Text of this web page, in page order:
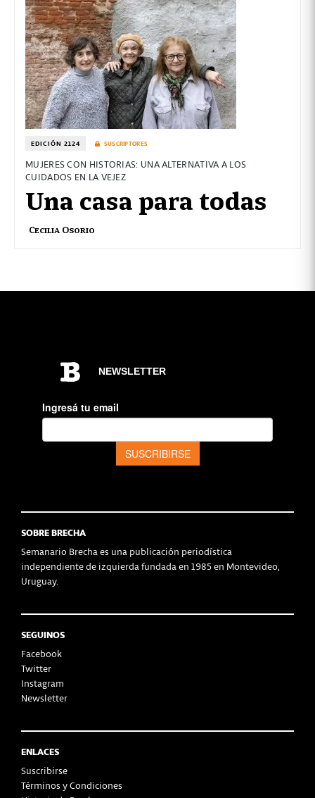
EDICIÓN 2124 SUSCRIPTORES
MUJERES CON HISTORIAS: UNA ALTERNATIVA A LOS
CUIDADOS EN LA VEJEZ
Una casa para todas
Cecilia Osorio
SOBRE BRECHA
Semanario Brecha es una publicación periodística
independiente de izquierda fundada en 1985 en Montevideo,
Uruguay.
SEGUINOS
Facebook
Twitter
Instagram
Newsletter
ENLACES
Suscribirse
Términos y Condiciones